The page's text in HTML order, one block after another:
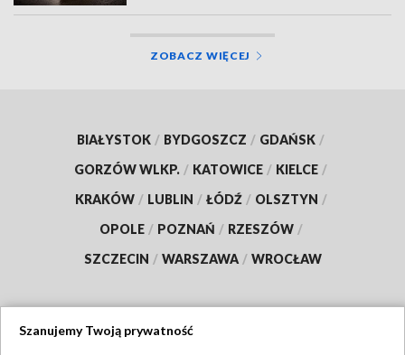
ZOBACZ WIĘCEJ
BIAŁYSTOK / BYDGOSZCZ / GDAŃSK /
GORZÓW WLKP. / KATOWICE / KIELCE /
KRAKÓW / LUBLIN / ŁÓDŹ / OLSZTYN /
OPOLE / POZNAŃ / RZESZÓW /
SZCZECIN / WARSZAWA / WROCŁAW
Szanujemy Twoją prywatność